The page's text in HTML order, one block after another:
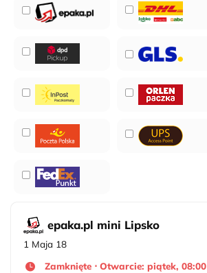
epaka.pl mini Lipsko
1 Maja 18
Zamknięte ⋅ Otwarcie: piątek, 08:00